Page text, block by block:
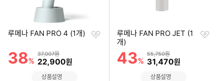
루메나 FAN PRO 4 (1개)
할인률
38%
상품금액
37,007원
할인금액
22,900원
찜
상품설명
루메나 FAN PRO JET (1
개)
할인률
43%
상품금액
55,750원
할인금액
31,470원
찜
상품설명